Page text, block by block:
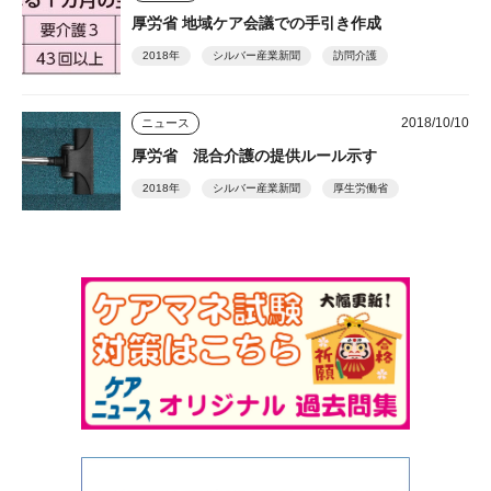
厚労省 地域ケア会議での手引き作成
2018年 シルバー産業新聞 訪問介護
ニュース 2018/10/10
厚労省 混合介護の提供ルール示す
2018年 シルバー産業新聞 厚生労働省